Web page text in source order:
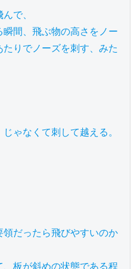
で、
間、飛ぶ物の高さをノー
りでノーズを刺す、みた
ゃなくて刺して越える。
だったら飛びやすいのか
板が斜めの状態である程